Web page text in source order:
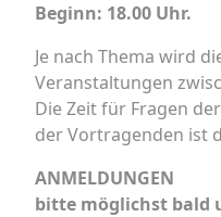
Beginn: 18.00 Uhr.
Je nach Thema wird
Veranstaltungen
Die Zeit für Fragen
der Vortragenden ist
ANMELDUNGEN
bitte möglichst bald